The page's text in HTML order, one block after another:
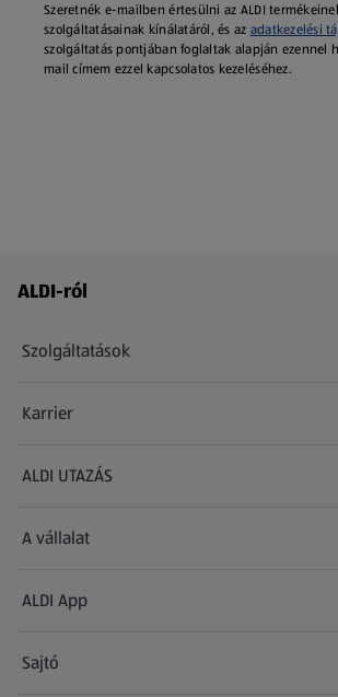
Szeretnék e-mailben értesülni az ALDI
szolgáltatásainak kínálatáról, és az adatkezelési
szolgáltatás pontjában foglaltak alapján ezennel
mail címem ezzel kapcsolatos kezeléséhez.
Láblécmenü - további linkek
ALDI-ról
Szolgáltatások
Karrier
(új oldalon nyílik meg)
ALDI UTAZÁS
(új oldalon nyílik meg)
A vállalat
ALDI App
Sajtó